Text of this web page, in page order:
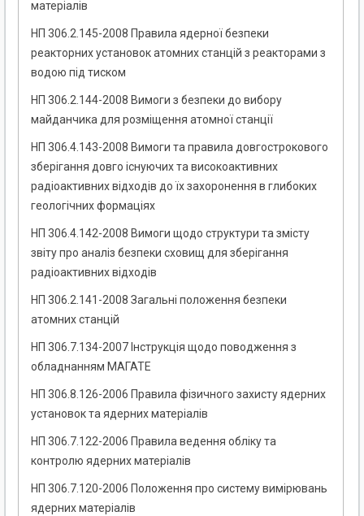
матеріалів
НП 306.2.145-2008 Правила ядерної безпеки
реакторних установок атомних станцій з реакторами з
водою під тиском
НП 306.2.144-2008 Вимоги з безпеки до вибору
майданчика для розміщення атомної станції
НП 306.4.143-2008 Вимоги та правила довгострокового
зберігання довго існуючих та високоактивних
радіоактивних відходів до їх захоронення в глибоких
геологічних формаціях
НП 306.4.142-2008 Вимоги щодо структури та змісту
звіту про аналіз безпеки сховищ для зберігання
радіоактивних відходів
НП 306.2.141-2008 Загальні положення безпеки
атомних станцій
НП 306.7.134-2007 Інструкція щодо поводження з
обладнанням МАГАТЕ
НП 306.8.126-2006 Правила фізичного захисту ядерних
установок та ядерних матеріалів
НП 306.7.122-2006 Правила ведення обліку та
контролю ядерних матеріалів
НП 306.7.120-2006 Положення про систему вимірювань
ядерних матеріалів